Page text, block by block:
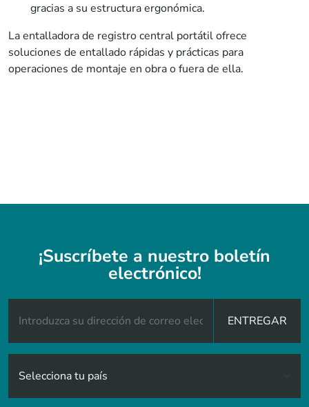
gracias a su estructura ergonómica.
La entalladora de registro central portátil ofrece
soluciones de entallado rápidas y prácticas para
operaciones de montaje en obra o fuera de ella.
¡Suscríbete a nuestro boletín
electrónico!
ENTREGAR